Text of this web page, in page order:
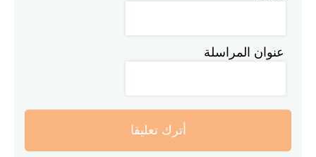
عنوان المراسلة
أترك تعليقا